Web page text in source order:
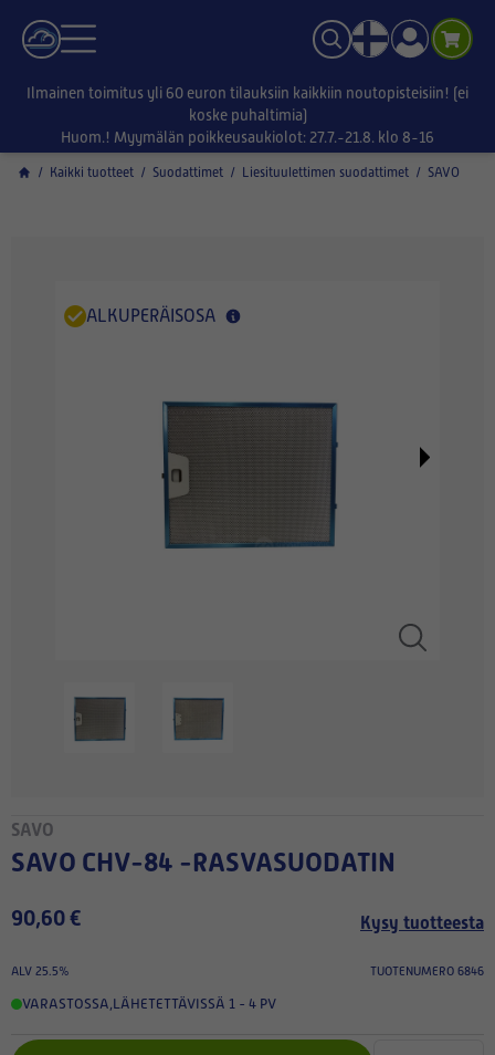
Ilmainen toimitus yli 60 euron tilauksiin kaikkiin noutopisteisiin! (ei
koske puhaltimia)
Huom.! Myymälän poikkeusaukiolot: 27.7.-21.8. klo 8-16
/ Kaikki tuotteet / Suodattimet / Liesituulettimen suodattimet / SAVO
ALKUPERÄISOSA
SAVO
SAVO CHV-84 -RASVASUODATIN
90,60 € Kysy tuotteesta
ALV 25.5% TUOTENUMERO 6846
VARASTOSSA,LÄHETETTÄVISSÄ 1 - 4 PV